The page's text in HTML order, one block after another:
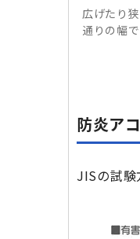
広げたり
通りの幅
防炎ア
JISの試験